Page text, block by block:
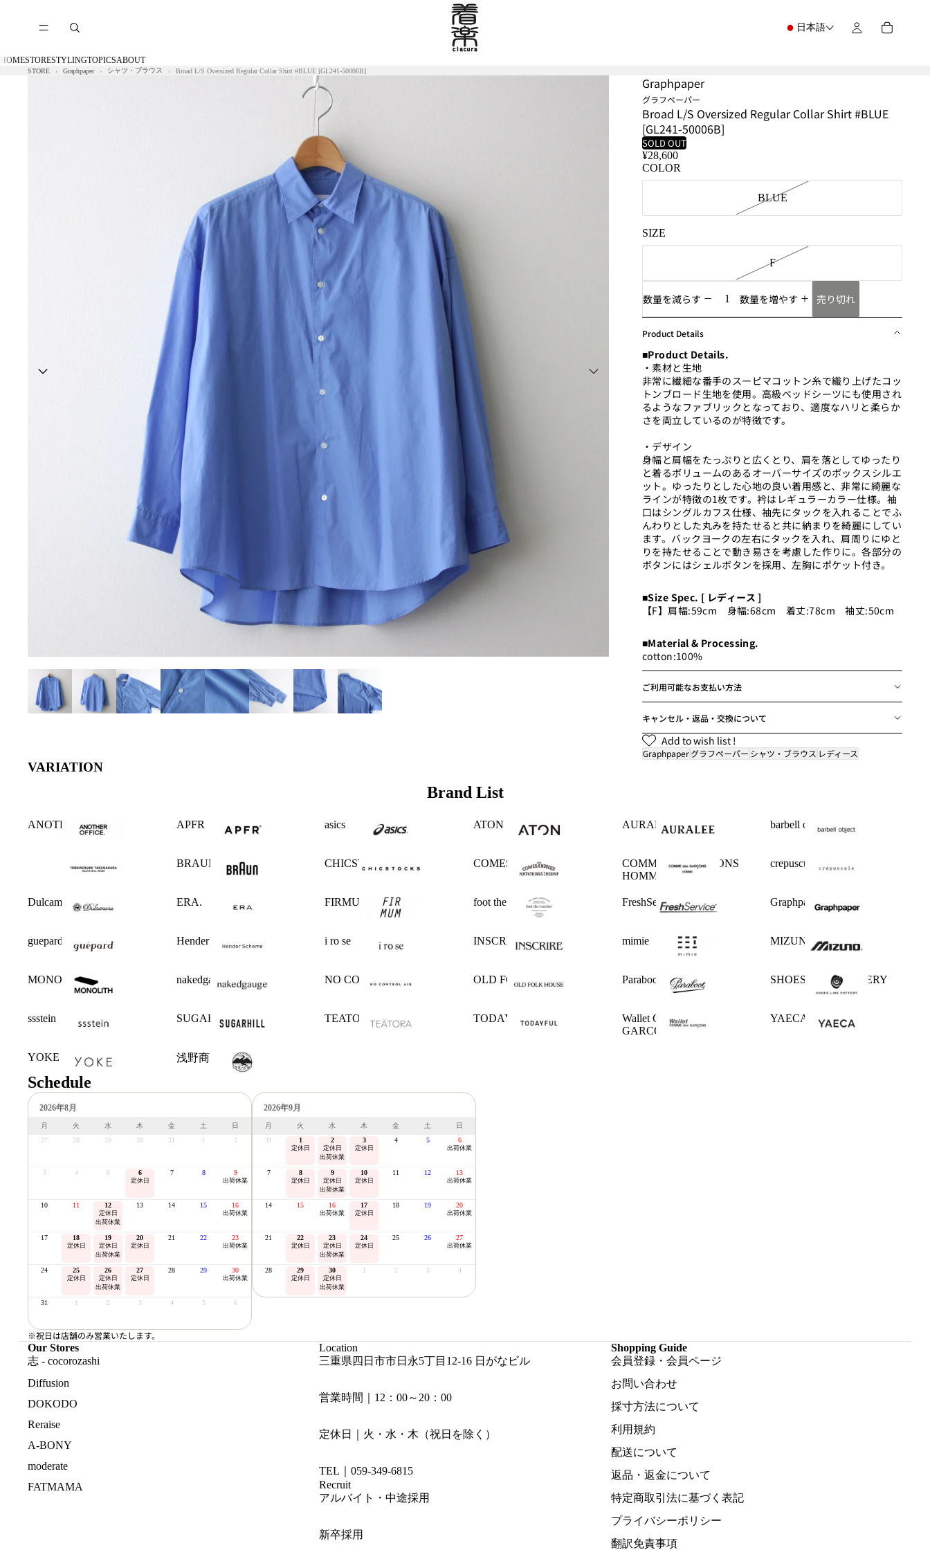
日本語
HOMESTORESTYLINGTOPICSABOUT
STORE Graphpaper シャツ・ブラウス Broad L/S Oversized Regular Collar Shirt #BLUE [GL241-50006B]
Graphpaper
グラフペーパー
Broad L/S Oversized Regular Collar Shirt #BLUE
[GL241-50006B]
SOLD OUT
¥28,600
COLOR
BLUE
SIZE
F
数量を減らす 数量を増やす 売り切れ
Product Details
■Product Details.
・素材と生地
非常に繊細な番手のスーピマコットン糸で織り上げたコッ
トンブロード生地を使用。高級ベッドシーツにも使用され
るようなファブリックとなっており、適度なハリと柔らか
さを両立しているのが特徴です。
・デザイン
身幅と肩幅をたっぷりと広くとり、肩を落としてゆったり
と着るボリュームのあるオーバーサイズのボックスシルエ
ット。ゆったりとした心地の良い着用感と、非常に綺麗な
ラインが特徴の1枚です。衿はレギュラーカラー仕様。袖
口はシングルカフス仕様、袖先にタックを入れることでふ
んわりとした丸みを持たせると共に納まりを綺麗にしてい
ます。バックヨークの左右にタックを入れ、肩周りにゆと
りを持たせることで動き易さを考慮した作りに。各部分の
ボタンにはシェルボタンを採用、左胸にポケット付き。
■Size Spec. [ レディース ]
【F】肩幅:59cm 身幅:68cm 着丈:78cm 袖丈:50cm
■Material & Processing.
cotton:100%
ご利用可能なお支払い方法
キャンセル・返品・交換について
Add to wish list !
Graphpaperグラフペーパー シャツ・ブラウス レディース
VARIATION
Brand List
ANOTHER OFFICE APFR asics ATON AURALEE barbell object
BRAUN CHICSTOCKS COMESANDGOES
COMME des GARCONS
HOMME
crepuscule
Dulcamara ERA. FIRMUM foot the coacher FreshService Graphpaper
guepard Hender Scheme i ro se INSCRIRE mimie MIZUNO
MONOLITH nakedgauge NO CONTROL AIR OLD FOLK HOUSE Paraboot SHOES LIKE POTTERY
ssstein SUGARHILL TEATORA TODAYFUL
Wallet COMME des
GARCONS
YAECA
YOKE 浅野商店
Schedule
2026年8月
月 火 水 木 金 土
日
27
28 29 30 31 1 2
3 4 5 6
定休日
7 8 9
出荷休業
10 11 12
定休日
出荷休業
13 14 15 16
出荷休業
17 18
定休日
19
定休日
出荷休業
20
定休日
21 22 23
出荷休業
24 25
定休日
26
定休日
出荷休業
27
定休日
28 29 30
出荷休業
31 1 2 3 4 5 6
2026年9月
月 火 水 木 金 土
日
31
1
定休日
2
定休日
出荷休業
3
定休日
4 5 6
出荷休業
7 8
定休日
9
定休日
出荷休業
10
定休日
11 12 13
出荷休業
14 15 16
出荷休業
17
定休日
18 19 20
出荷休業
21 22
定休日
23
定休日
出荷休業
24
定休日
25 26 27
出荷休業
28 29
定休日
30
定休日
出荷休業
1 2 3 4
※祝日は店舗のみ営業いたします。
Our Stores
志 - cocorozashi
Diffusion
DOKODO
Reraise
A-BONY
moderate
FATMAMA
Location
三重県四日市市日永5丁目12-16 日がなビル
営業時間｜12：00～20：00
定休日｜火・水・木（祝日を除く）
TEL｜059-349-6815
Recruit
アルバイト・中途採用
新卒採用
Shopping Guide
会員登録・会員ページ
お問い合わせ
採寸方法について
利用規約
配送について
返品・返金について
特定商取引法に基づく表記
プライバシーポリシー
翻訳免責事項